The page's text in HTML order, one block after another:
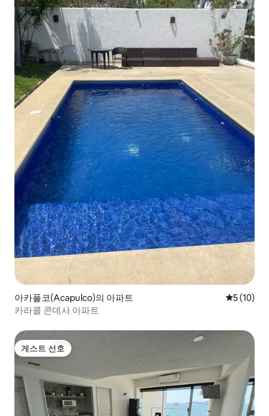
아카풀코(Acapulco)의 아파트 평점 5점
5 (10)
카라콜 콘데사 아파트
게스트 선호
게스트 선호